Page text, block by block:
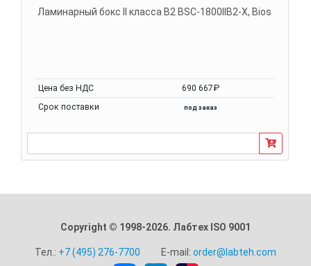
Ламинарный бокс II класса B2 BSC-1800IIB2-X, Bios
Цена без НДС
690 667₽
Срок поставки
под заказ
Copyright © 1998-2026. Лабтех ISO 9001
Тел.: +7 (495) 276-7700 E-mail: order@labteh.com